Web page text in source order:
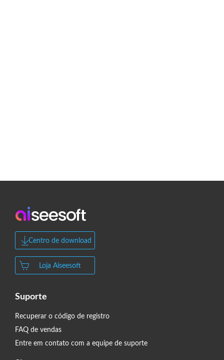
Centro de download
Loja Aiseesoft
Suporte
Recuperar o código de registro
FAQ de vendas
Entre em contato com a equipe de suporte